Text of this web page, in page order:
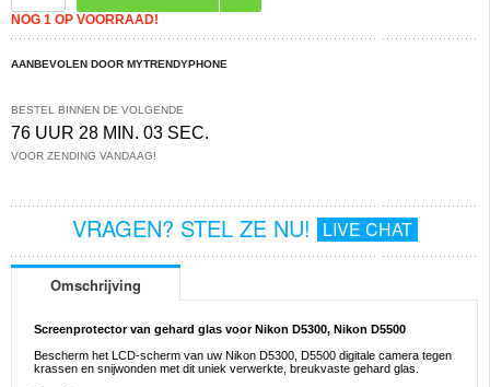
NOG 1 OP VOORRAAD!
AANBEVOLEN DOOR MYTRENDYPHONE
BESTEL BINNEN DE VOLGENDE
76 UUR 28 MIN. 02 SEC.
VOOR ZENDING VANDAAG!
VRAGEN? STEL ZE NU! LIVE CHAT
Omschrijving
Screenprotector van gehard glas voor Nikon D5300, Nikon D5500
Bescherm het LCD-scherm van uw Nikon D5300, D5500 digitale camera tegen
krassen en snijwonden met dit uniek verwerkte, breukvaste gehard glas.